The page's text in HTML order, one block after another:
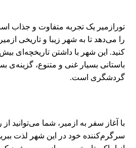
تورازمیر یک تجربه متفاوت و جذاب
را می‌دهد تا به شهر زیبا و تاریخی
باستانی بسیار غنی و متنوع، گزینه‌ی
گردشگری است.
با آغاز سفر به ازمیر، شما می‌توانید
سرگرم‌کننده خود در این شهر لذت